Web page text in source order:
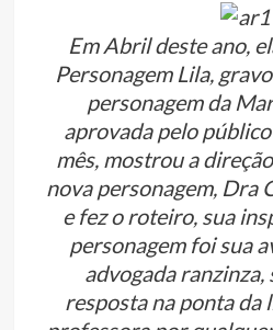
Em Abril deste ano,
Personagem Lila,
personagem da
aprovada pelo
mês, mostrou a
nova personagem, Dra
e fez o roteiro, sua
personagem foi sua
advogada ranzinza,
resposta na ponta da